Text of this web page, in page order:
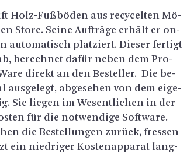
Holz-Fuß­bö­den aus re­cy­cel­ten Mö­
Store. Seine Auf­trä­ge er­hält er on­
au­to­ma­tisch plat­ziert. Die­ser fer­tigt
be­rech­net dafür neben dem Pro­
di­rekt an den Be­stel­ler. Die be­
ab­ge­se­hen von dem ei­ge­
Sie lie­gen im We­sent­li­chen in der
für die not­wen­di­ge Soft­ware.
die Be­stel­lun­gen zu­rück, fres­sen
ein nied­ri­ger Kos­ten­ap­pa­rat lang­